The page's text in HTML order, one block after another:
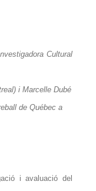
Cultural
i Marcelle Dubé
de Québec a
i avaluació del